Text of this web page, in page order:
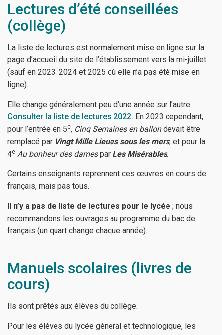
Lectures d’été conseillées
(collège)
La liste de lectures est normalement mise en ligne sur la
page d’accueil du site de l’établissement vers la mi-juillet
(sauf en 2023, 2024 et 2025 où elle n’a pas été mise en
ligne).
Elle change généralement peu d’une année sur l’autre.
Consulter la liste de lectures 2022. En 2023 cependant,
pour l’entrée en 5e, Cinq Semaines en ballondevait être
remplacé par Vingt Mille Lieues sous les mers, et pour la
4e Au bonheur des damespar Les Misérables.
Certains enseignants reprennent ces œuvres en cours de
français, mais pas tous.
Il n’y a pas de liste de lectures pour le lycée ; nous
recommandons les ouvrages au programme du bac de
français (un quart change chaque année).
Manuels scolaires (livres de
cours)
Ils sont prêtés aux élèves du collège.
Pour les élèves du lycée général et technologique, les